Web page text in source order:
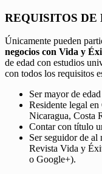
REQUISITOS DE
Únicamente pueden
negocios con Vida y
de edad con estudios
con todos los requisitos
Ser mayor de edad
Residente legal
Nicaragua, Costa
Contar con título
Ser seguidor de al
Revista Vida y
o Google+).